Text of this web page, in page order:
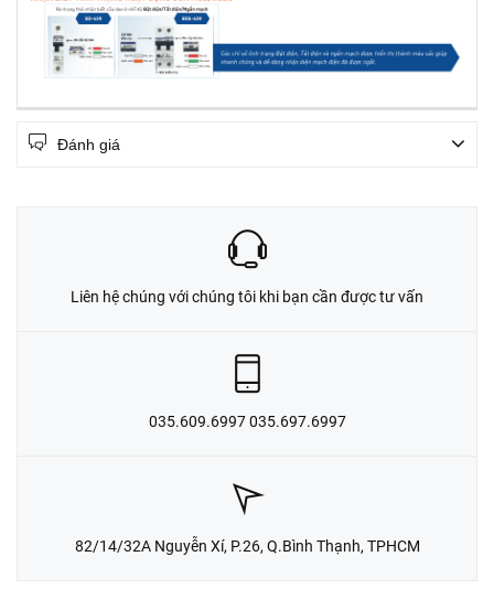
Đánh giá
Liên hệ chúng với chúng tôi khi bạn cần được tư vấn
035.609.6997 035.697.6997
82/14/32A Nguyễn Xí, P.26, Q.Bình Thạnh, TPHCM